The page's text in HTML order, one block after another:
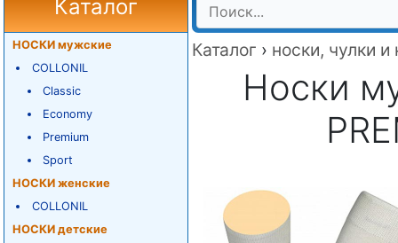
Каталог
НОСКИ мужские
COLLONIL
Classic
Economy
Premium
Sport
НОСКИ женские
COLLONIL
НОСКИ детские
Каталог › носки, чулки и
Носки